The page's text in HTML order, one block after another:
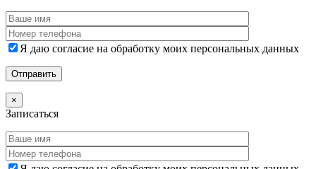
Я даю согласие на обработку моих персональных данных
×
Записаться